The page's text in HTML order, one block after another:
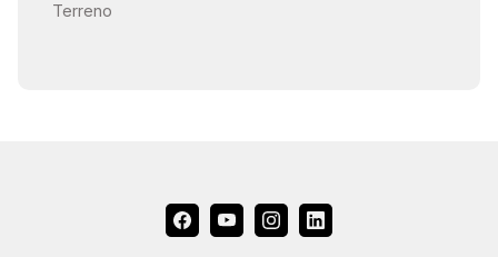
Terreno